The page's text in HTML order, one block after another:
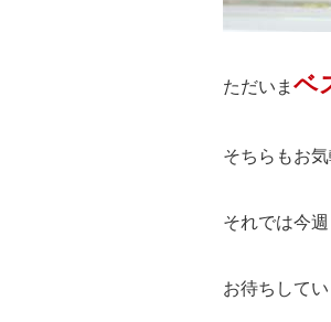
ただいま ベ
そちらもお
それでは今
お待ちしてい